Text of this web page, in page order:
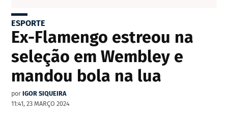
ESPORTE
Ex-Flamengo estreou na
seleção em Wembley e
mandou bola na lua
por IGOR SIQUEIRA
11:41, 23 MARÇO 2024